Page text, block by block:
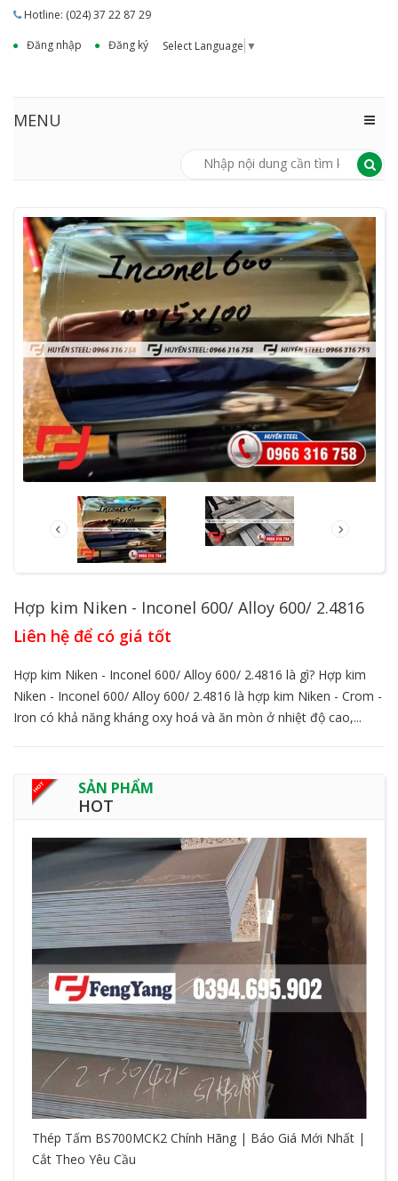
Hotline: (024) 37 22 87 29
Đăng nhập
Đăng ký Select Language ▼
MENU
Hợp kim Niken - Inconel 600/ Alloy 600/ 2.4816
Liên hệ để có giá tốt
Hợp kim Niken - Inconel 600/ Alloy 600/ 2.4816 là gì? Hợp kim
Niken - Inconel 600/ Alloy 600/ 2.4816 là hợp kim Niken - Crom -
Iron có khả năng kháng oxy hoá và ăn mòn ở nhiệt độ cao,...
SẢN PHẨM
HOT
Thép Tấm BS700MCK2 Chính Hãng | Báo Giá Mới Nhất |
Cắt Theo Yêu Cầu